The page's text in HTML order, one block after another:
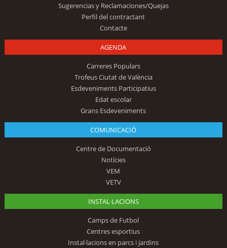
Sugerencias y Reclamaciones/Quejas
Perfil del contractant
Contacte
AGENDA
Carreres Populars
Trofeus Ciutat de València
Esdeveniments Participatius
Edat escolar
Grans Esdeveniments
COMUNICACIÓ
Centre de Documentació
Notícies
VEM
VETV
INSTAL·LACIONS
Camps de Futbol
Centres esportius
Instal·lacions en parcs i jardins